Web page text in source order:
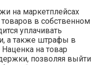
на маркетплейсах
товаров в собственном
уплачивать
а также штрафы в
на товар
позволяя выйти